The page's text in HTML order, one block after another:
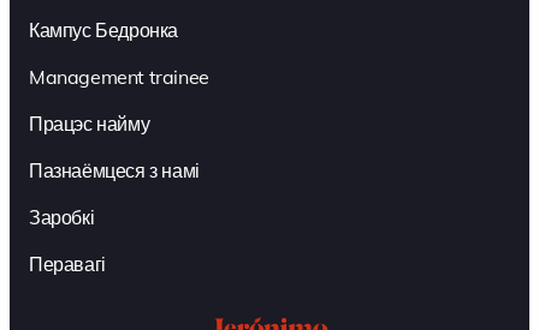
Кампус Бедронка
Management trainee
Працэс найму
Пазнаёмцеся з намі
Заробкі
Перавагі